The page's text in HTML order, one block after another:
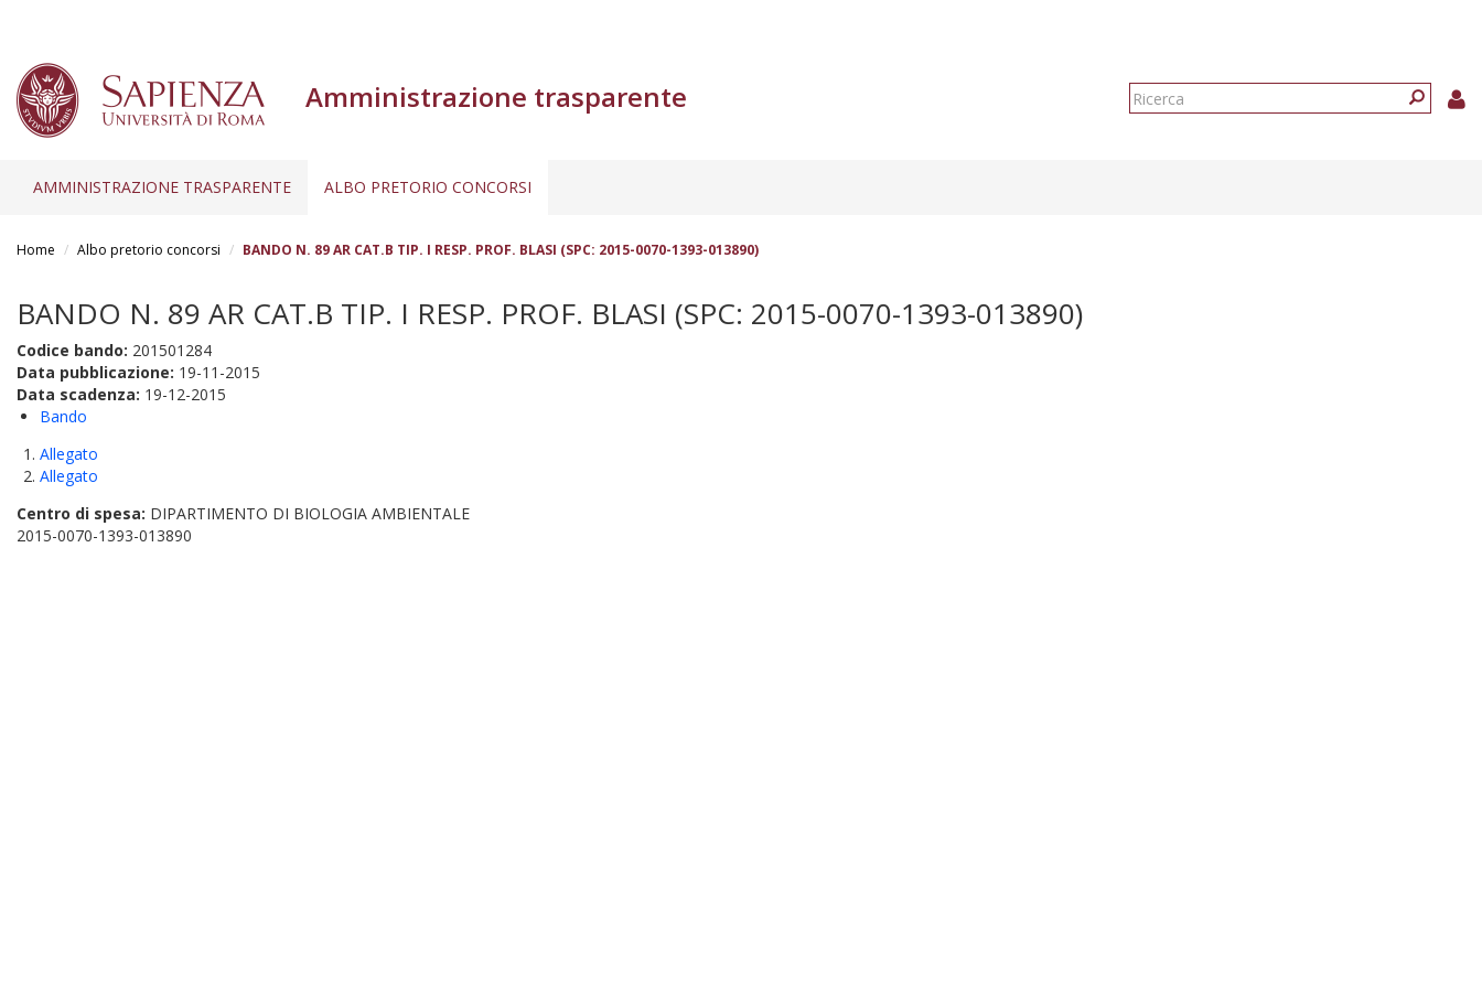
Amministrazione trasparente
Form
AMMINISTRAZIONE TRASPARENTE ALBO PRETORIO CONCORSI
Home Albo pretorio concorsi BANDO N. 89 AR CAT.B TIP. I RESP. PROF. BLASI (SPC: 2015-0070-1393-013890)
BANDO N. 89 AR CAT.B TIP. I RESP. PROF. BLASI (SPC: 2015-0070-1393-013890)
Codice bando: 201501284
Data pubblicazione: 19-11-2015
Data scadenza: 19-12-2015
Bando
Allegato
Allegato
Centro di spesa: DIPARTIMENTO DI BIOLOGIA AMBIENTALE
2015-0070-1393-013890